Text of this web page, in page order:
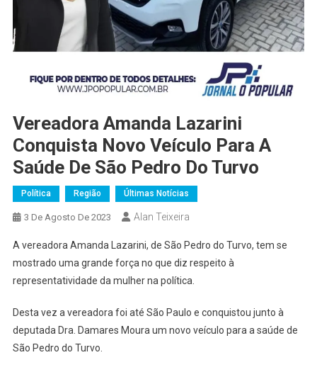
Vereadora Amanda Lazarini
Conquista Novo Veículo Para A
Saúde De São Pedro Do Turvo
Política Região Últimas Notícias
3 De Agosto De 2023 Alan Teixeira
A vereadora Amanda Lazarini, de São Pedro do Turvo, tem se
mostrado uma grande força no que diz respeito à
representatividade da mulher na política.
Desta vez a vereadora foi até São Paulo e conquistou junto à
deputada Dra. Damares Moura um novo veículo para a saúde de
São Pedro do Turvo.